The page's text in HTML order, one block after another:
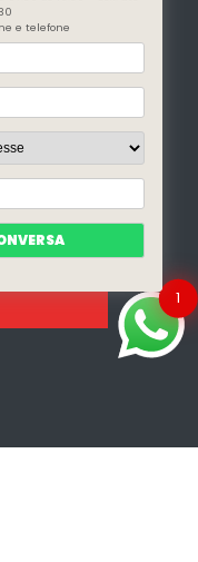
1
e telefone